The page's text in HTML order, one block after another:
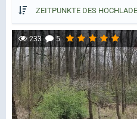
ZEITPUNKTE DES
233 5